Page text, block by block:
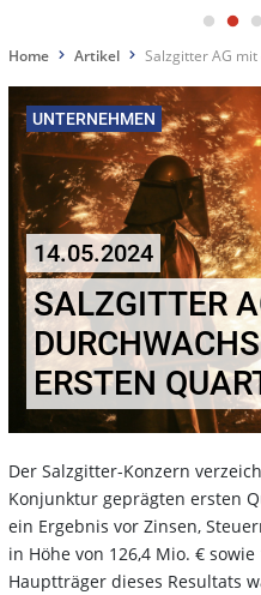
Home Artikel Salzgitter AG
UNTERNEHMEN
14.05.2024
SALZGITTER
ERSTEN
Der Salzgitter-Konzern
Konjunktur geprägten ersten
ein Ergebnis vor Zinsen,
in Höhe von 126,4 Mio. €
Hauptträger dieses Resultats